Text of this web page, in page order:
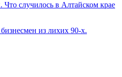
случилось в Алтайском крае
из лихих 90-х.